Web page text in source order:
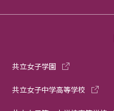
共立女子学園
共立女子中学高等学校